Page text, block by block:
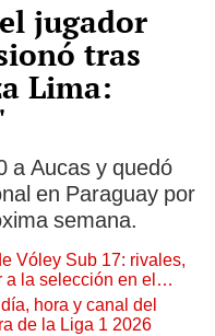
jugador
tras
Lima:
a Aucas y quedó
en Paraguay por
semana.
Vóley Sub 17: rivales,
a la selección en el
hora y canal del
de la Liga 1 2026